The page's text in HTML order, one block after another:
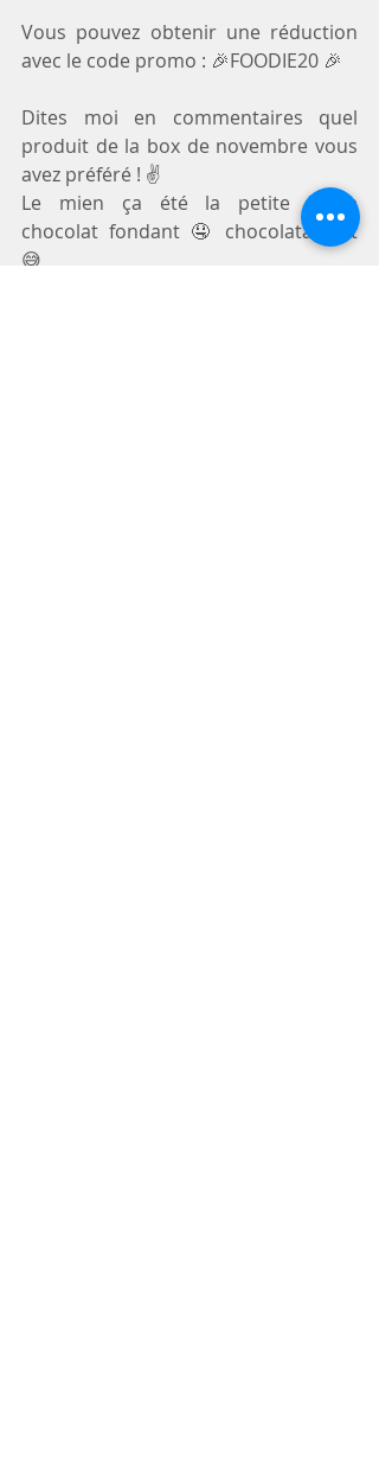
Vous pouvez obtenir une réduction
avec le code promo : 🎉FOODIE20 🎉
Dites moi en commentaires quel
produit de la box de novembre vous
avez préféré ! ✌️
Le mien ça été la petite barre
chocolat fondant 🤤 chocolataddict
😅